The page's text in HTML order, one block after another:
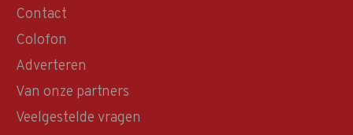
Contact
Colofon
Adverteren
Van onze partners
Veelgestelde vragen